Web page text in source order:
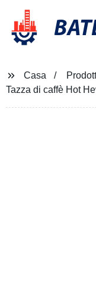
Casa
Tazza di caffè Hot